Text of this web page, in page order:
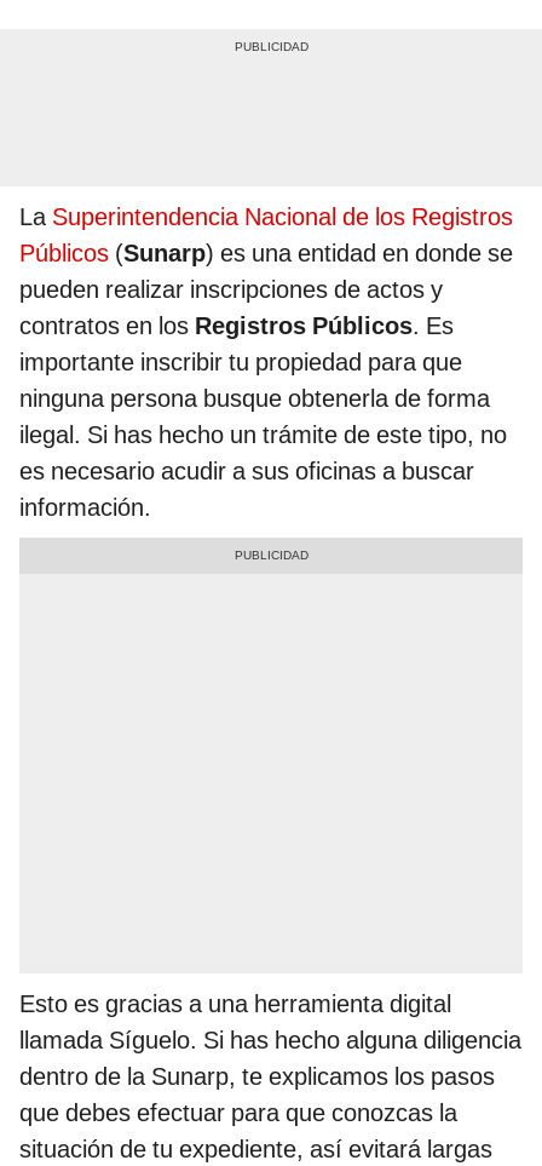
La Superintendencia Nacional de los Registros
Públicos (Sunarp) es una entidad en donde se
pueden realizar inscripciones de actos y
contratos en los Registros Públicos. Es
importante inscribir tu propiedad para que
ninguna persona busque obtenerla de forma
ilegal. Si has hecho un trámite de este tipo, no
es necesario acudir a sus oficinas a buscar
información.
Esto es gracias a una herramienta digital
llamada Síguelo. Si has hecho alguna diligencia
dentro de la Sunarp, te explicamos los pasos
que debes efectuar para que conozcas la
situación de tu expediente, así evitará largas